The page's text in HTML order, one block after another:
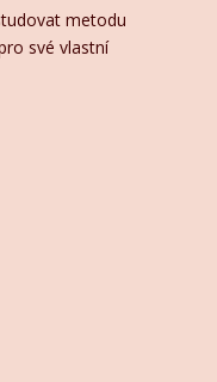
metodu
své vlastní